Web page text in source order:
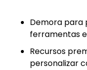
Demora para
ferramentas
Recursos
personalizar